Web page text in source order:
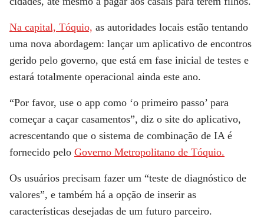
Na capital, Tóquio, as autoridades locais estão tentando
uma nova abordagem: lançar um aplicativo de encontros
gerido pelo governo, que está em fase inicial de testes e
estará totalmente operacional ainda este ano.
“Por favor, use o app como ‘o primeiro passo’ para
começar a caçar casamentos”, diz o site do aplicativo,
acrescentando que o sistema de combinação de IA é
fornecido pelo Governo Metropolitano de Tóquio.
Os usuários precisam fazer um “teste de diagnóstico de
valores”, e também há a opção de inserir as
características desejadas de um futuro parceiro.